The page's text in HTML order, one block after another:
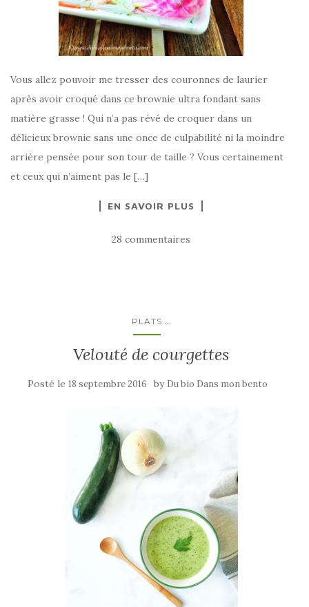
Vous allez pouvoir me tresser des couronnes de laurier
après avoir croqué dans ce brownie ultra fondant sans
matière grasse ! Qui n’a pas révé de croquer dans un
délicieux brownie sans une once de culpabilité ni la moindre
arrière pensée pour son tour de taille ? Vous certainement
et ceux qui n’aiment pas le […]
EN SAVOIR PLUS
28 commentaires
PLATS ...
Velouté de courgettes
Posté le 18 septembre 2016 by Du bio Dans mon bento